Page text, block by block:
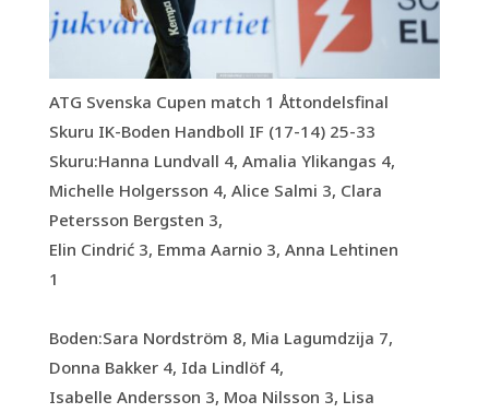
ATG Svenska Cupen match 1 Åttondelsfinal
Skuru IK-Boden Handboll IF (17-14) 25-33
Skuru:Hanna Lundvall 4, Amalia Ylikangas 4,
Michelle Holgersson 4, Alice Salmi 3, Clara
Petersson Bergsten 3,
Elin Cindrić 3, Emma Aarnio 3, Anna Lehtinen
1
Boden:Sara Nordström 8, Mia Lagumdzija 7,
Donna Bakker 4, Ida Lindlöf 4,
Isabelle Andersson 3, Moa Nilsson 3, Lisa